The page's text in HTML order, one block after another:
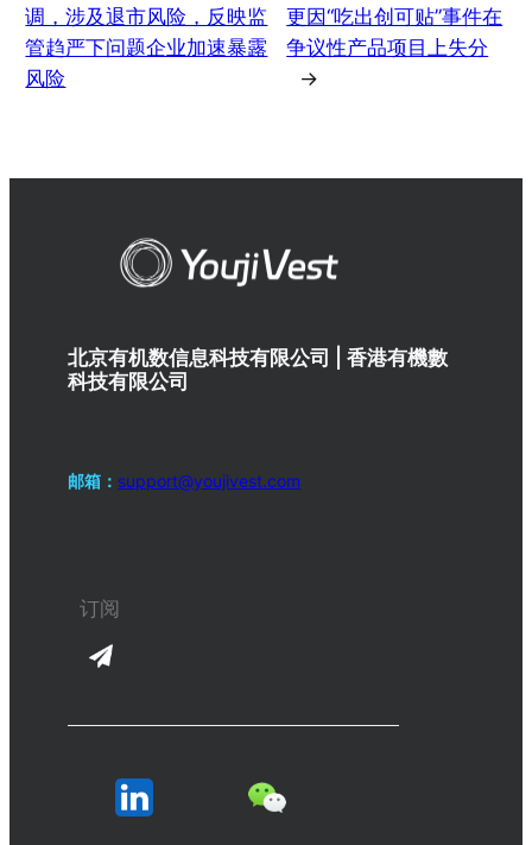
调，涉及退市风险，反映监
管趋严下问题企业加速暴露
风险
更因“吃出创可贴”事件在
争议性产品项目上失分
→
北京有机数信息科技有限公司 | 香港有機數
科技有限公司
邮箱： support@youjivest.com